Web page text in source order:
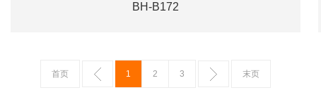
BH-B172
首页 1 2 3 末页